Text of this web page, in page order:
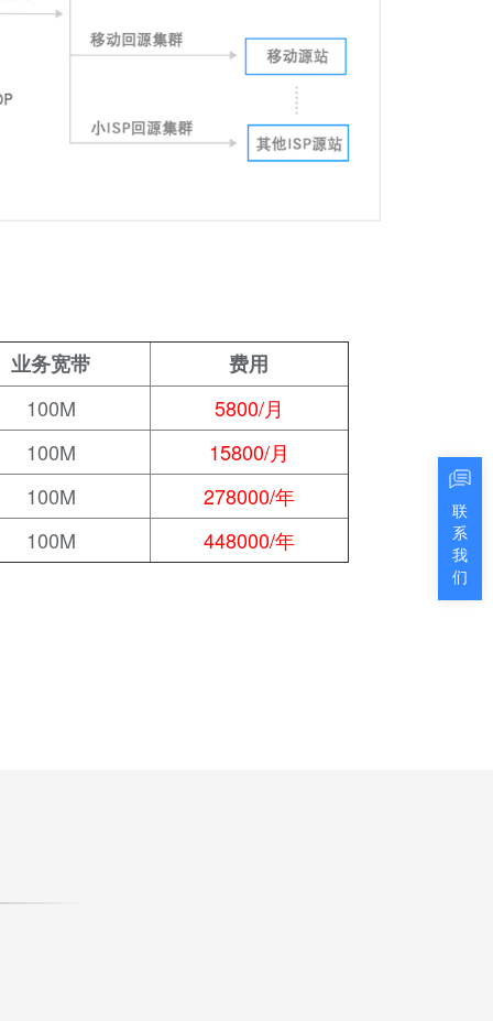
业务宽带
费用
100M
5800/月
100M
15800/月
100M
278000/年
100M
448000/年
联
系
我
们